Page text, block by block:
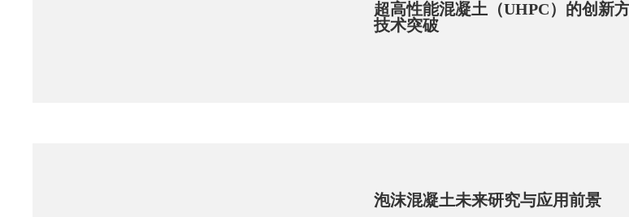
超高性能混凝土（UHPC）的创新
技术突破
泡沫混凝土未来研究与应用前景